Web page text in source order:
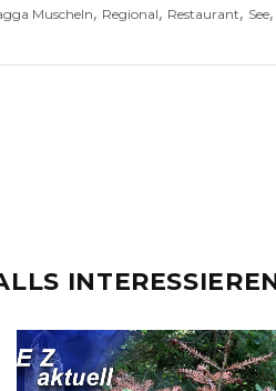
Muscheln, Regional, Restaurant, See,